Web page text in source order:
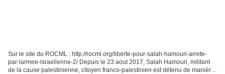
Sur le site du ROCML : http://rocml.org/liberte-pour-salah-hamouri-arrete-
par-larmee-israelienne-2/ Depuis le 23 aout 2017, Salah Hamouri, militant
de la cause palestinienne, citoyen franco-palestinien est détenu de manière